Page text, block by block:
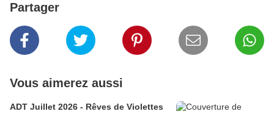
Partager
Vous aimerez aussi
ADT Juillet 2026 - Rêves de Violettes